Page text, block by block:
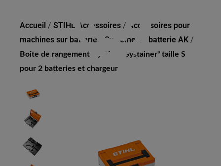
Accueil / STIHL Accessoires / Accessoires pour
machines sur batterie
Système de batterie AK /
Boîte de rangement, système Systainer³ taille S
pour 2 batteries et chargeur